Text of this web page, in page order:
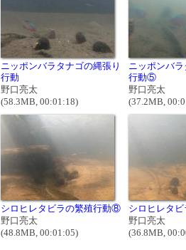
ニッポンバラタナゴの縄張り
行動
野口亮太
(58.3MB, 00:01:18)
ニッポンバ
行動⑤
野口亮太
(37.2MB,
シロヒレタビラの繁殖行動⑧
野口亮太
(48.8MB, 00:01:05)
シロヒレタ
野口亮太
(36.8MB,